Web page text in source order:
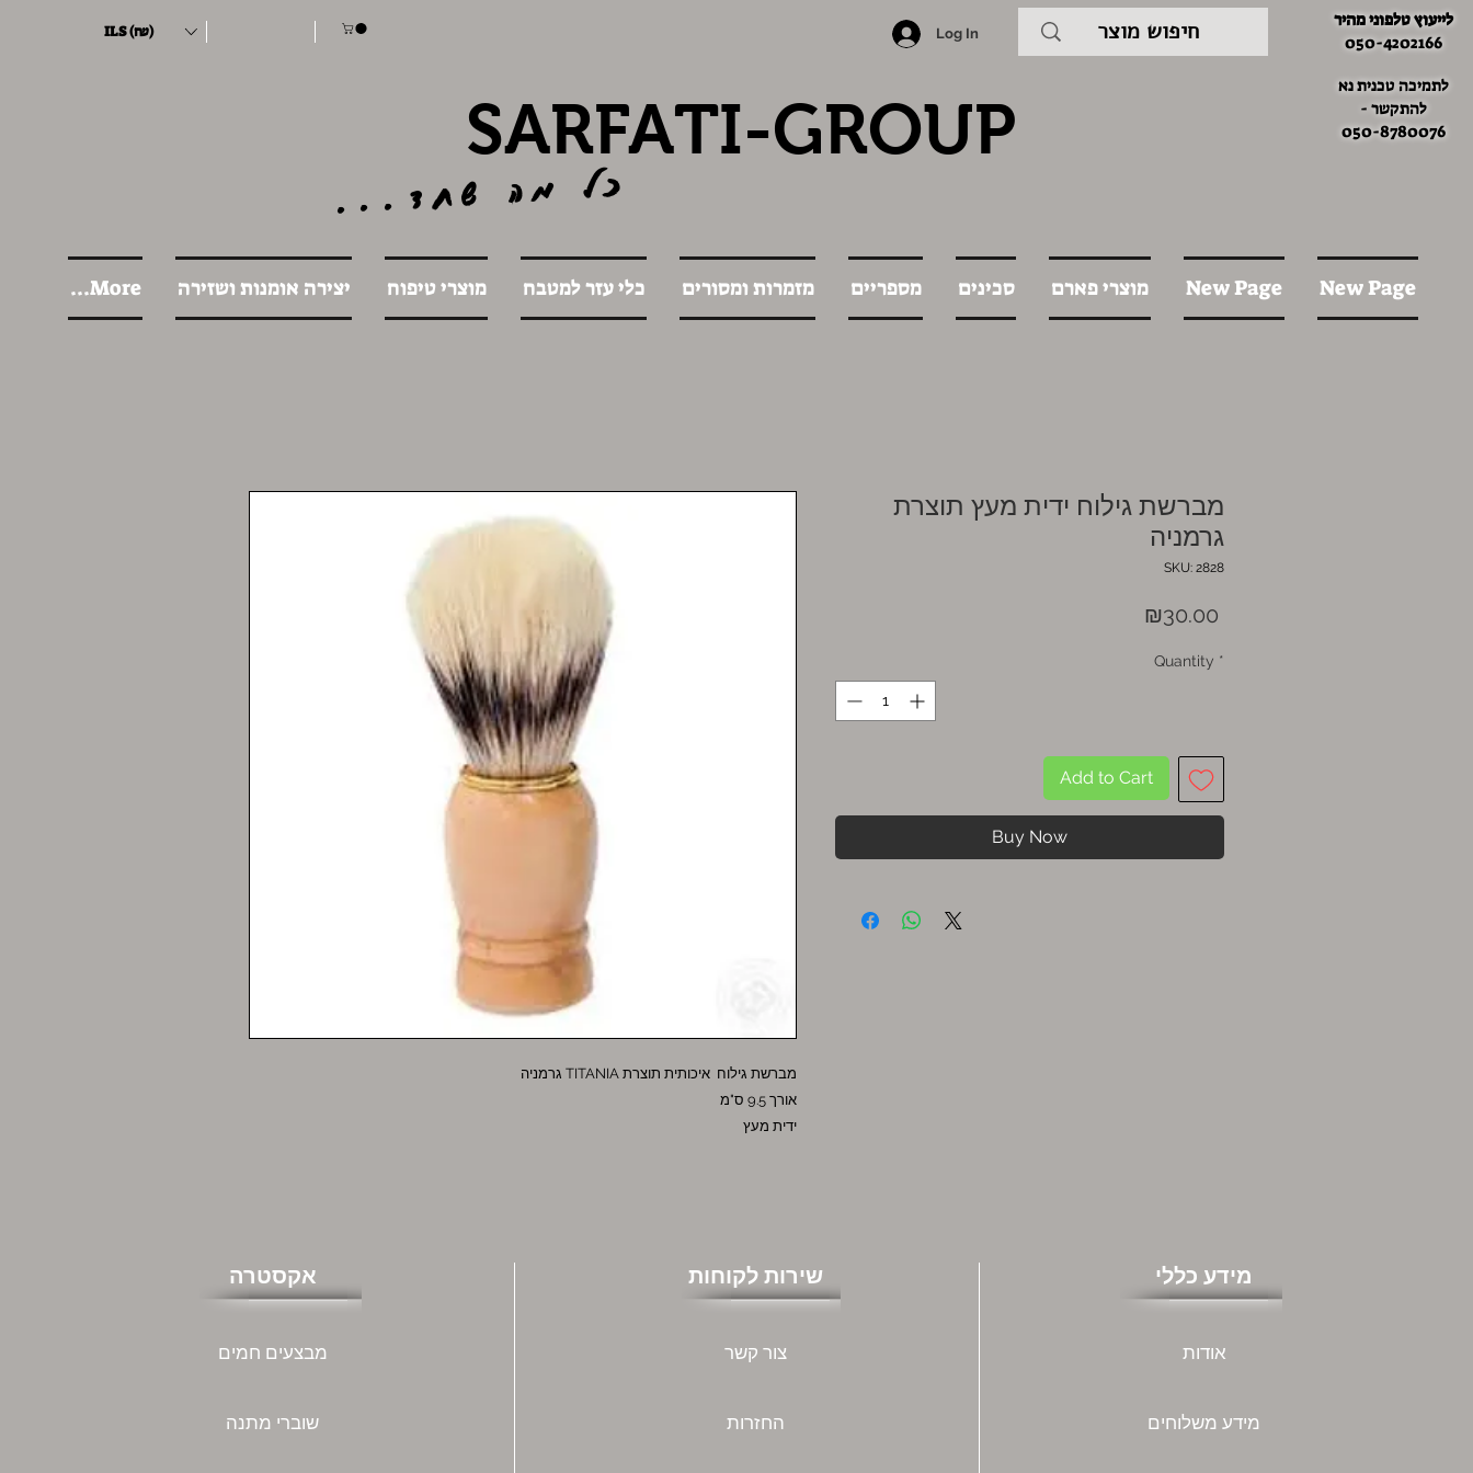
לייעוץ טלפוני מהיר
050-4202166
לתמיכה טכנית נא
להתקשר -
050-8780076
ILS (₪) Log In
SARFATI-GROUP
כל מה שחד...
New Page
New Page מוצרי פארם סכינים מספריים מזמרות ומסורים כלי עזר למטבח מוצרי טיפוח יצירה אומנות ושזירה More...
מברשת גילוח איכותית תוצרת TITANIA גרמניה
אורך 9.5 ס"מ
ידית מעץ
מברשת גילוח ידית מעץ תוצרת
גרמניה
SKU: 2828
₪30.00
Quantity *
Add to Cart
Buy Now
אקסטרה
מבצעים חמים
שוברי מתנה
שירות לקוחות
צור קשר
החזרות
מידע כללי
אודות
מידע משלוחים